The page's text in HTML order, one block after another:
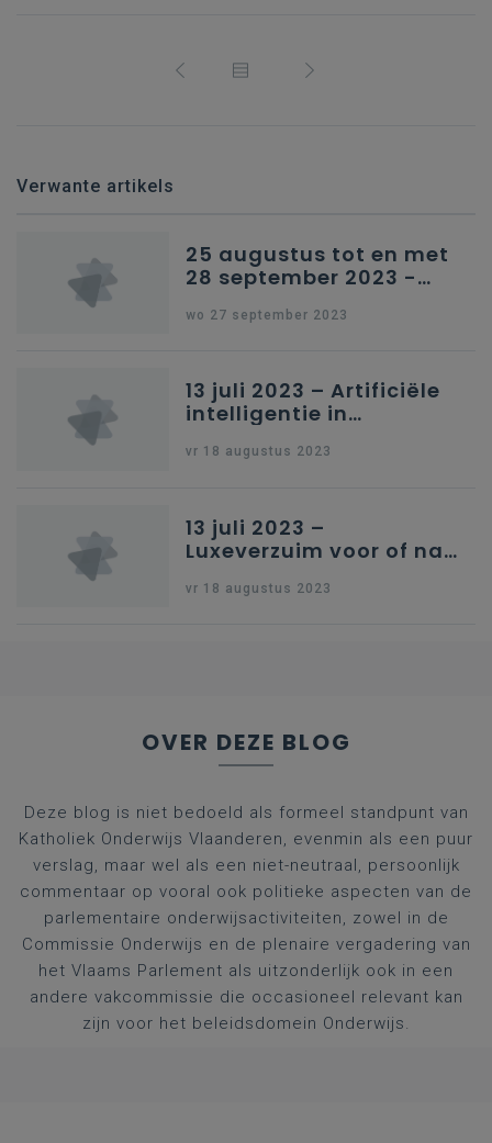
Verwante artikels
25 augustus tot en met
28 september 2023 -
wo 27 september 2023
13 juli 2023 – Artificiële
intelligentie in
vr 18 augustus 2023
13 juli 2023 –
Luxeverzuim voor of na
vr 18 augustus 2023
OVER DEZE BLOG
Deze blog is niet bedoeld als formeel standpunt van
Katholiek Onderwijs Vlaanderen, evenmin als een puur
verslag, maar wel als een niet-neutraal, persoonlijk
commentaar op vooral ook politieke aspecten van de
parlementaire onderwijsactiviteiten, zowel in de
Commissie Onderwijs en de plenaire vergadering van
het Vlaams Parlement als uitzonderlijk ook in een
andere vakcommissie die occasioneel relevant kan
zijn voor het beleidsdomein Onderwijs.